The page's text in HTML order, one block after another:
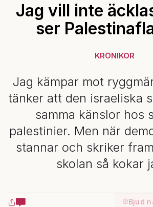
Jag vill inte
ser
KRÖNIKOR
Jag kämpar mot
tänker att den israeliska
samma känslor hos
palestinier. Men när
stannar och skriker
skolan så kokar
Bjud